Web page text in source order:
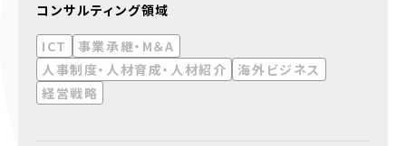
コンサルティング領域
ICT
事業承継・M＆A
人事制度・人材育成・人材紹介
海外ビジネス
経営戦略